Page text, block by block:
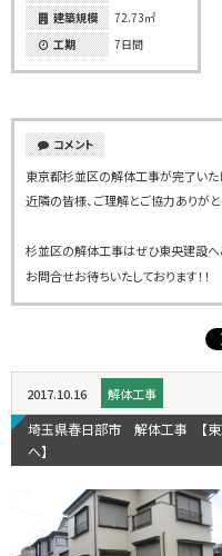
建築規模
72.73㎡
工期
7日間
コメント
東京都杉並区の解体工事が完了いた
近隣の皆様、ご理解とご協力ありがと
杉並区の解体工事はぜひ東央建設へ
お問合せお待ちいたしております！！
2017.10.16 解体工事
埼玉県春日部市 解体工事 【東
へ】